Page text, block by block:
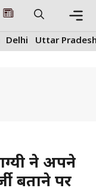
Delhi Uttar
ने अपने
बताने पर